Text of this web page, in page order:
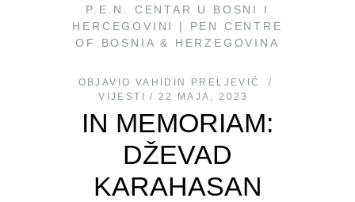
P.E.N. CENTAR U BOSNI I
HERCEGOVINI | PEN CENTRE
OF BOSNIA & HERZEGOVINA
OBJAVIO VAHIDIN PRELJEVIĆ
VIJESTI
22 MAJA, 2023
IN MEMORIAM:
DŽEVAD
KARAHASAN